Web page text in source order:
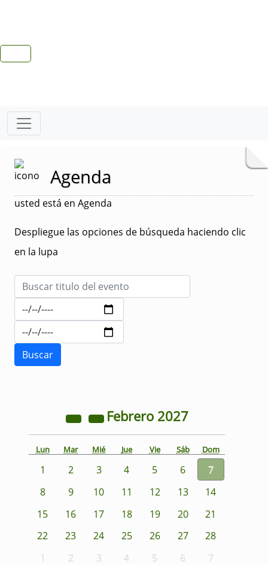
Agenda
usted está en Agenda
Despliegue las opciones de búsqueda haciendo clic
en la lupa
Febrero 2027
Lun Mar Mié Jue Vie Sáb Dom
1 2 3 4 5 6
7
8
9 10 11 12 13
14
15
16 17 18 19 20
21
22
23 24 25 26 27
28
1
2 3 4 5 6 7